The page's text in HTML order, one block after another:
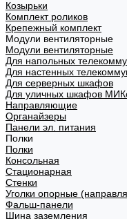
Козырьки
Комплект роликов
Крепежный комплект
Модули вентиляторные
Модули вентиляторные
Для напольных
Для настенных
Для серверных шкафов
Для уличных шкафов
Направляющие
Органайзеры
Панели эл. питания
Полки
Полки
Консольная
Стационарная
Стенки
Уголки опорные
Фальш-панели
Шина заземления